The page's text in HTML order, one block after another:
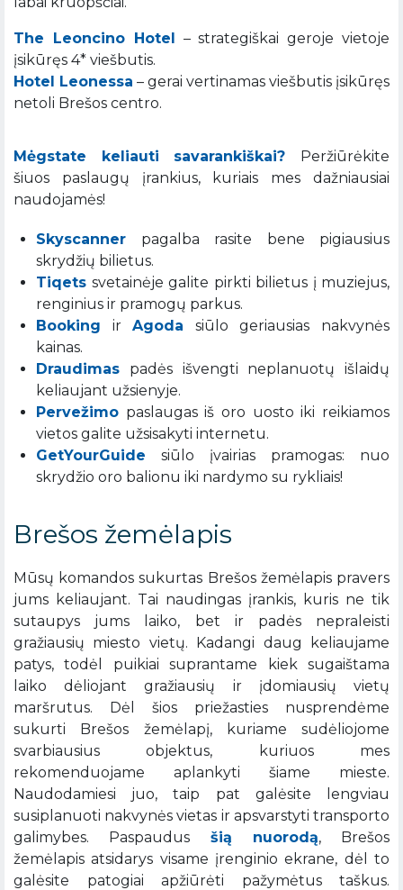
The Leoncino Hotel – strategiškai geroje vietoje
įsikūręs 4* viešbutis.
Hotel Leonessa – gerai vertinamas viešbutis įsikūręs
netoli Brešos centro.
Mėgstate keliauti savarankiškai? Peržiūrėkite
šiuos paslaugų įrankius, kuriais mes dažniausiai
naudojamės!
Skyscanner pagalba rasite bene pigiausius
skrydžių bilietus.
Tiqets svetainėje galite pirkti bilietus į muziejus,
renginius ir pramogų parkus.
Booking irAgoda siūlo geriausias nakvynės
kainas.
Draudimas padės išvengti neplanuotų išlaidų
keliaujant užsienyje.
Pervežimo paslaugas iš oro uosto iki reikiamos
vietos galite užsisakyti internetu.
GetYourGuide siūlo įvairias pramogas: nuo
skrydžio oro balionu iki nardymo su rykliais!
Brešos žemėlapis
Mūsų komandos sukurtas Brešos žemėlapis pravers
jums keliaujant. Tai naudingas įrankis, kuris ne tik
sutaupys jums laiko, bet ir padės nepraleisti
gražiausių miesto vietų. Kadangi daug keliaujame
patys, todėl puikiai suprantame kiek sugaištama
laiko dėliojant gražiausių ir įdomiausių vietų
maršrutus. Dėl šios priežasties nusprendėme
sukurti Brešos žemėlapį, kuriame sudėliojome
svarbiausius objektus, kuriuos mes
rekomenduojame aplankyti šiame mieste.
Naudodamiesi juo, taip pat galėsite lengviau
susiplanuoti nakvynės vietas ir apsvarstyti transporto
galimybes. Paspaudus šią nuorodą, Brešos
žemėlapis atsidarys visame įrenginio ekrane, dėl to
galėsite patogiai apžiūrėti pažymėtus taškus.